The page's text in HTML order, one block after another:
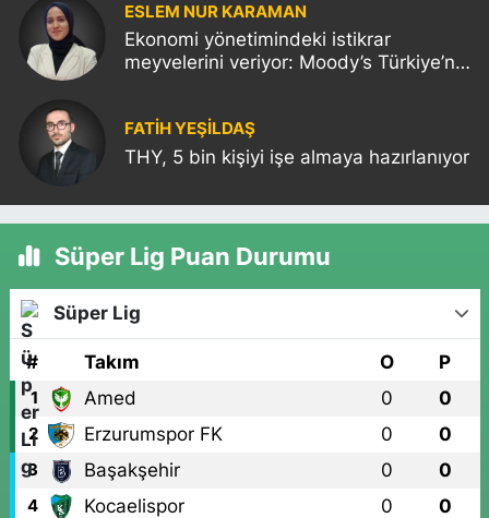
ESLEM NUR KARAMAN
Ekonomi yönetimindeki istikrar
meyvelerini veriyor: Moody’s Türkiye’nin
FATIH YEŞİLDAŞ
THY, 5 bin kişiyi işe almaya hazırlanıyor
Süper Lig Puan Durumu
Süper Lig
# Takım O P
1 Amed 0 0
2 Erzurumspor FK 0 0
3 Başakşehir 0 0
4 Kocaelispor 0 0